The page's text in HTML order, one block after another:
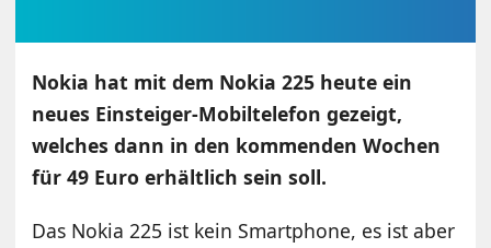
Nokia hat mit dem Nokia 225 heute ein
neues Einsteiger-Mobiltelefon gezeigt,
welches dann in den kommenden Wochen
für 49 Euro erhältlich sein soll.
Das Nokia 225 ist kein Smartphone, es ist aber